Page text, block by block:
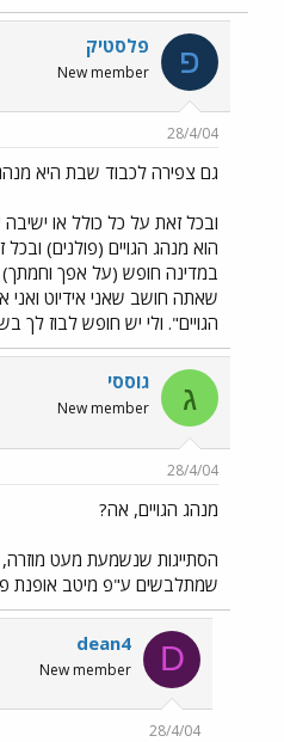
פ פלסטיק
New member
28/4/04
גם צפירה לכבוד שבת היא מנהג
ובכל זאת על כל כולל או
הוא מנהג הגויים (פולנים)
במדינה חופש (על אפך וחמתך)
שאתה חושב שאני אידיוט
הגויים". ולי יש חופש לבוז לך
ג גוססי
New member
28/4/04
מנהג הגויים, אה?
הסתייגות שנשמעת מעט
שמתלבשים ע"פ מיטב אופנת
D
dean4
New member
28/4/04